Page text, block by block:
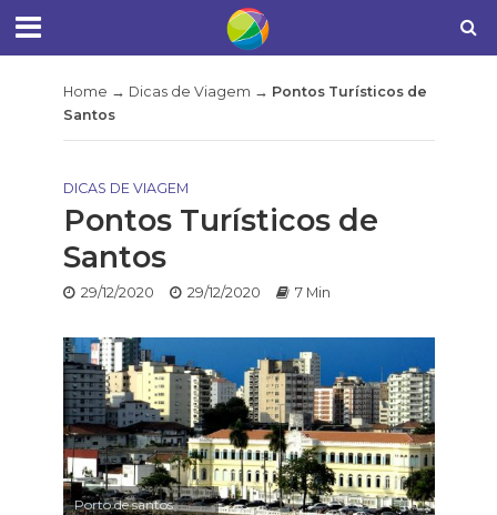
Home → Dicas de Viagem → Pontos Turísticos de
Santos
DICAS DE VIAGEM
Pontos Turísticos de
Santos
29/12/2020 29/12/2020 7 Min
Porto de santos